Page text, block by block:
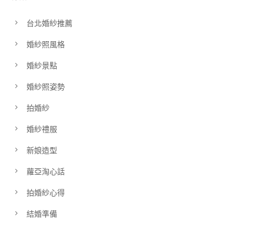
台北婚紗推薦
婚紗照風格
婚紗景點
婚紗照姿勢
拍婚紗
婚紗禮服
新娘造型
蘿亞淘心話
拍婚紗心得
結婚準備